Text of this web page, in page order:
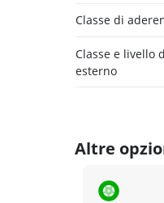
Classe di
Classe e livello
esterno
Altre